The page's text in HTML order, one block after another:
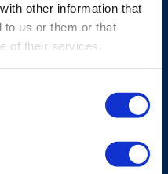
other information that
to us or them or that
of their services.
NiMH
estándar G2,